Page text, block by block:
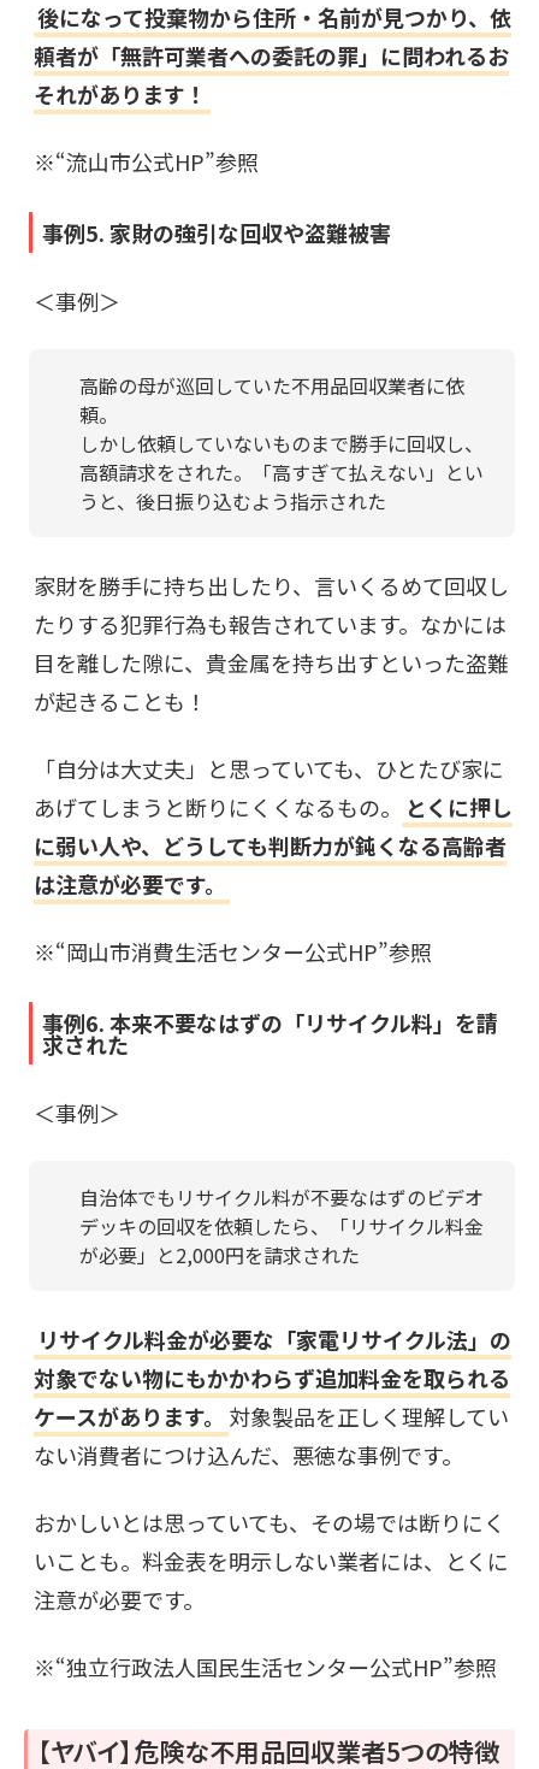
後になって投棄物から住所・名前が見つかり、依
頼者が「無許可業者への委託の罪」に問われるお
それがあります！
※“流山市公式HP”参照
事例5. 家財の強引な回収や盗難被害
＜事例＞
高齢の母が巡回していた不用品回収業者に依
頼。
しかし依頼していないものまで勝手に回収し、
高額請求をされた。「高すぎて払えない」とい
うと、後日振り込むよう指示された
家財を勝手に持ち出したり、言いくるめて回収し
たりする犯罪行為も報告されています。なかには
目を離した隙に、貴金属を持ち出すといった盗難
が起きることも！
「自分は大丈夫」と思っていても、ひとたび家に
あげてしまうと断りにくくなるもの。
とくに押し
に弱い人や、どうしても判断力が鈍くなる高齢者
は注意が必要です。
※“岡山市消費生活センター公式HP”参照
事例6. 本来不要なはずの「リサイクル料」を請
求された
＜事例＞
自治体でもリサイクル料が不要なはずのビデオ
デッキの回収を依頼したら、「リサイクル料金
が必要」と2,000円を請求された
リサイクル料金が必要な「家電リサイクル法」の
対象でない物にもかかわらず追加料金を取られる
ケースがあります。 対象製品を正しく理解してい
ない消費者につけ込んだ、悪徳な事例です。
おかしいとは思っていても、その場では断りにく
いことも。料金表を明示しない業者には、とくに
注意が必要です。
※“独立行政法人国民生活センター公式HP”参照
【ヤバイ】危険な不用品回収業者5つの特徴